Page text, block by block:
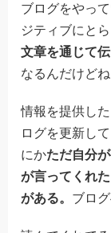
ブログをやっ
ジティブにと
文章を通じて
なるんだけどね
情報を提供し
ログを更新し
にかただ自分
が言ってくれ
がある。 ブロ